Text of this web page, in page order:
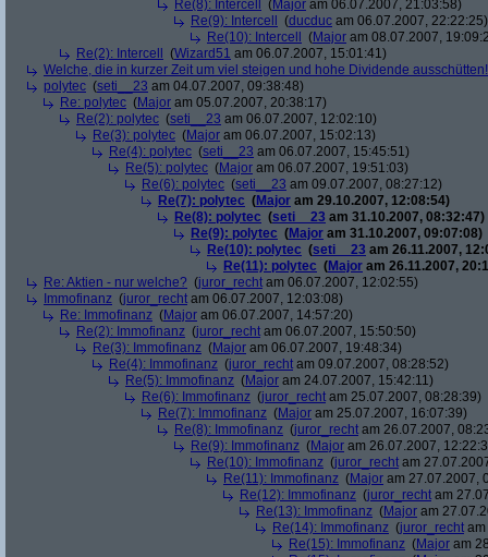
Re(8): Intercell
(Major am 06.07.2007, 21:03:58)
Re(9): Intercell
(ducduc am 06.07.2007, 22:22:25)
Re(10): Intercell
(Major am 08.07.2007,
Re(2): Intercell
(Wizard51 am 06.07.2007, 15:01:41)
Welche, die in kurzer Zeit um viel steigen und hohe Dividende
polytec (seti__23 am 04.07.2007, 09:38:48)
Re: polytec (Major am 05.07.2007, 20:38:17)
Re(2): polytec (seti__23 am 06.07.2007, 12:02:10)
Re(3): polytec (Major am 06.07.2007, 15:02:13)
Re(4): polytec (seti__23 am 06.07.2007, 15:45:51)
Re(5): polytec (Major am 06.07.2007, 19:51:03)
Re(6): polytec (seti__23 am 09.07.2007, 08:27:12)
Re(7): polytec (Major am 29.10.2007, 12:08:54)
Re(8): polytec (seti__23 am 31.10.2007, 08:32:47)
Re(9): polytec (Major am 31.10.2007, 09:07:08)
Re(10): polytec (seti__23 am 26.11.2007,
Re(11): polytec (Major am 26.11.2007,
Re: Aktien - nur welche? (juror_recht am 06.07.2007, 12:02:55)
Immofinanz (juror_recht am 06.07.2007, 12:03:08)
Re: Immofinanz (Major am 06.07.2007, 14:57:20)
Re(2): Immofinanz (juror_recht am 06.07.2007, 15:50:50)
Re(3): Immofinanz (Major am 06.07.2007, 19:48:34)
Re(4): Immofinanz (juror_recht am 09.07.2007, 08:28:52)
Re(5): Immofinanz (Major am 24.07.2007, 15:42:11)
Re(6): Immofinanz (juror_recht am 25.07.2007, 08:28:39)
Re(7): Immofinanz (Major am 25.07.2007, 16:07:39)
Re(8): Immofinanz (juror_recht am 26.07.2007,
Re(9): Immofinanz (Major am 26.07.2007,
Re(10): Immofinanz (juror_recht am
Re(11): Immofinanz (Major am 27.07.2007,
Re(12): Immofinanz (juror_recht am
Re(13): Immofinanz (Major am
Re(14): Immofinanz (juror_recht
Re(15): Immofinanz (Major am